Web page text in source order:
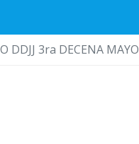
DDJJ 3ra DECENA MAYO